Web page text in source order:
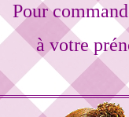
Pour
à votre